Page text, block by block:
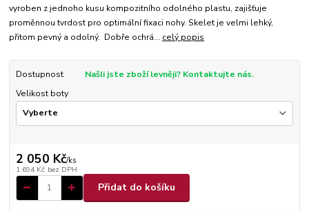
vyroben z jednoho kusu kompozitního odolného plastu, zajišťuje
proměnnou tvrdost pro optimální fixaci nohy. Skelet je velmi lehký,
přitom pevný a odolný. Dobře ochrá... celý popis
Dostupnost
Našli jste zboží levněji? Kontaktujte nás.
Velikost boty
2 050 Kč/ks
1 694 Kč bez DPH
Přidat do košíku